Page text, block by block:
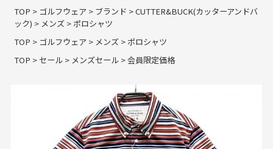
TOP > ゴルフウェア > ブランド >CUTTER&BUCK(カッターアンドバ
ック) > メンズ> ポロシャツ
TOP > ゴルフウェア > メンズ> ポロシャツ
TOP > セール> メンズセール>会員限定価格